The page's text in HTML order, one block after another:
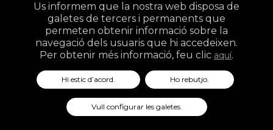
Studio
Us informem que la nostra web disposa de
galetes de tercers i permanents que
permeten obtenir informació sobre la
navegació dels usuaris que hi accedeixen.
Per obtenir més informació, feu clic aquí.
Hi estic d’acord. Ho rebutjo.
Vull configurar les galetes.